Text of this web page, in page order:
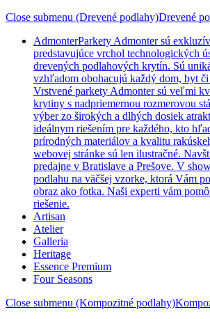
Close submenu (Drevené podlahy)Drevené
AdmonterParkety Admonter sú
predstavujúce vrchol technologických
drevených podlahových krytín. Sú
vzhľadom obohacujú každý dom, byt
Vrstvené parkety Admonter sú veľmi
krytiny s nadpriemernou rozmerovou
výber zo širokých a dlhých dosiek
ideálnym riešením pre každého, kto
prírodných materiálov a kvalitu
webovej stránke sú len ilustračné.
predajne v Bratislave a Prešove. V
podlahu na väčšej vzorke, ktorá Vám
obraz ako fotka. Naši experti vám
riešenie.
Artisan
Atelier
Galleria
Heritage
Essence Premium
Four Seasons
Close submenu (Kompozitné podlahy)